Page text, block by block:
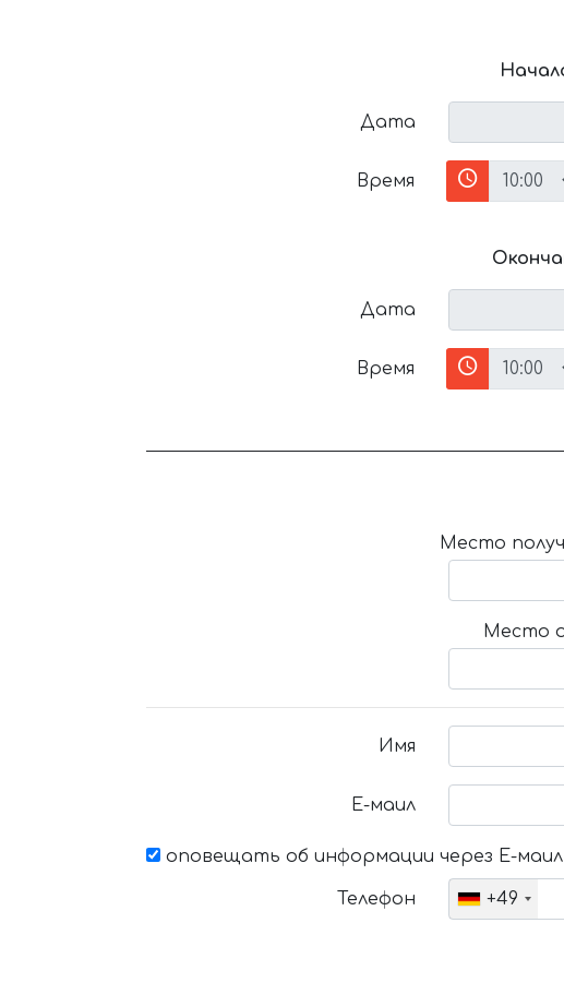
Дата
Время
Дата
Время
Место
Место
Имя
Е-маил
оповещать об информации через Е-маил
Телефон +49